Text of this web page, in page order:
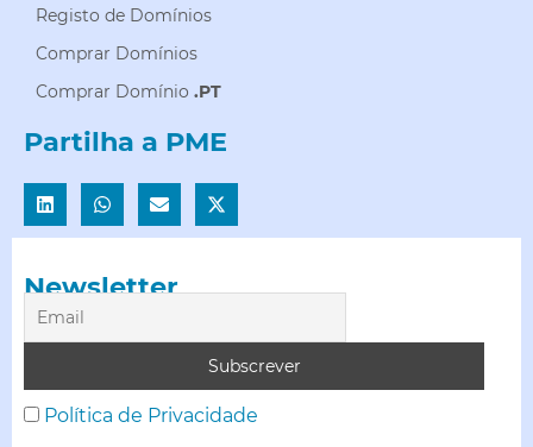
Registo de Domínios
Comprar Domínios
Comprar Domínio .PT
Partilha a PME
Newsletter
Política de Privacidade